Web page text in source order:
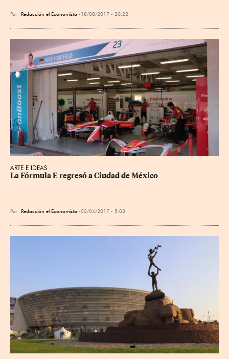
Por Redacción el Economista 18/08/2017 - 20:22
ARTE E IDEAS
La Fórmula E regresó a Ciudad de México
Por Redacción el Economista 03/04/2017 - 5:03